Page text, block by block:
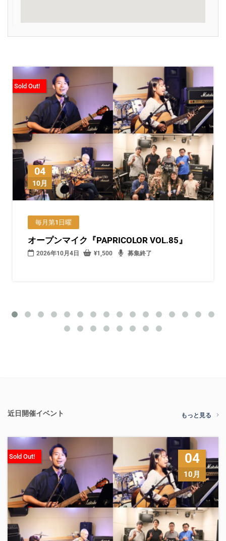
Sold Out!
04
10月
毎月第1日曜
オープンマイク『PAPRICOLOR VOL.85』
2026年10月4日 ¥1,500 募集終了
近日開催イベント もっと見る
04
10月
Sold Out!